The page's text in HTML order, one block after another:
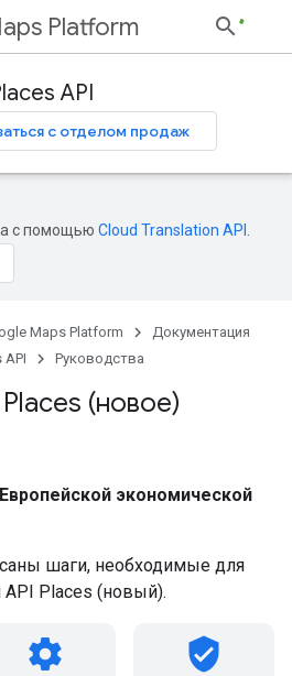
Platform
API
с отделом продаж
с помощью Cloud Translation API
Maps Platform
Документация
API Руководства
(новое)
экономической
шаги, необходимые для
API Places (новый).
settings verified_user